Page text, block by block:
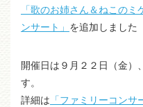
「歌のお姉さん＆ねこの
ンサート」 を追加しました
開催日は９月２２日（金）
す。
詳細は 「ファミリーコンサ